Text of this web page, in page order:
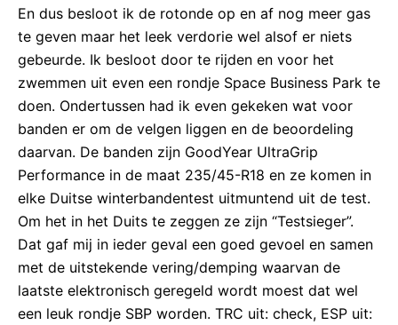
En dus besloot ik de rotonde op en af nog meer gas
te geven maar het leek verdorie wel alsof er niets
gebeurde. Ik besloot door te rijden en voor het
zwemmen uit even een rondje Space Business Park te
doen. Ondertussen had ik even gekeken wat voor
banden er om de velgen liggen en de beoordeling
daarvan. De banden zijn GoodYear UltraGrip
Performance in de maat 235/45-R18 en ze komen in
elke Duitse winterbandentest uitmuntend uit de test.
Om het in het Duits te zeggen ze zijn “Testsieger”.
Dat gaf mij in ieder geval een goed gevoel en samen
met de uitstekende vering/demping waarvan de
laatste elektronisch geregeld wordt moest dat wel
een leuk rondje SBP worden. TRC uit: check, ESP uit: